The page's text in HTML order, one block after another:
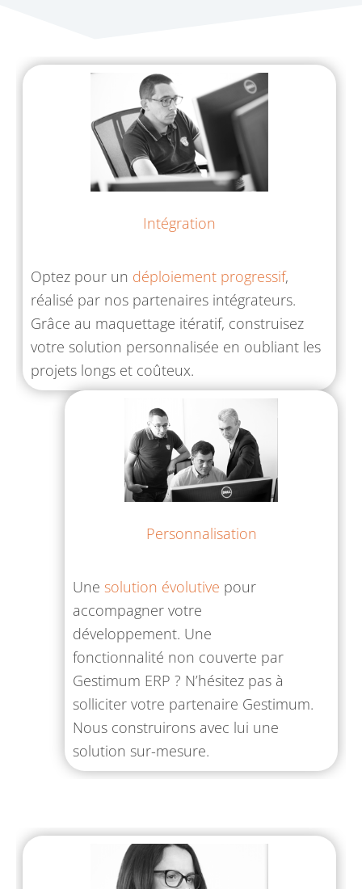
Intégration
Optez pour un déploiement progressif,
réalisé par nos partenaires intégrateurs.
Grâce au maquettage itératif, construisez
votre solution personnalisée en oubliant les
projets longs et coûteux.
Personnalisation
Une solution évolutive pour
accompagner votre
développement. Une
fonctionnalité non couverte par
Gestimum ERP ? N’hésitez pas à
solliciter votre partenaire Gestimum.
Nous construirons avec lui une
solution sur-mesure.